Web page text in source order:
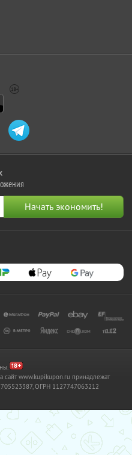
сайт www.kupikupon.ru принадлежат
ОГРН 1127747063212